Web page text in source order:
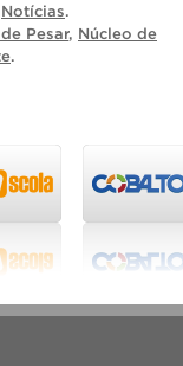
Notícias.
Pesar, Núcleo de
.